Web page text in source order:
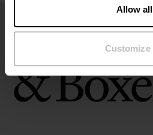
Allow all
Customize